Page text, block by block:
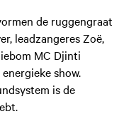
de ruggengraat
leadzangeres Zoë,
MC Djinti
show.
is de